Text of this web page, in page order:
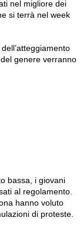
nel migliore dei
si terrà nel week
genere verranno
bassa, i giovani
al regolamento.
hanno voluto
di proteste.